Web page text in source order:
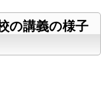
の講義の様子